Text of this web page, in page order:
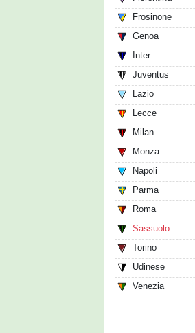
Frosinone
Genoa
Inter
Juventus
Lazio
Lecce
Milan
Monza
Napoli
Parma
Roma
Sassuolo
Torino
Udinese
Venezia